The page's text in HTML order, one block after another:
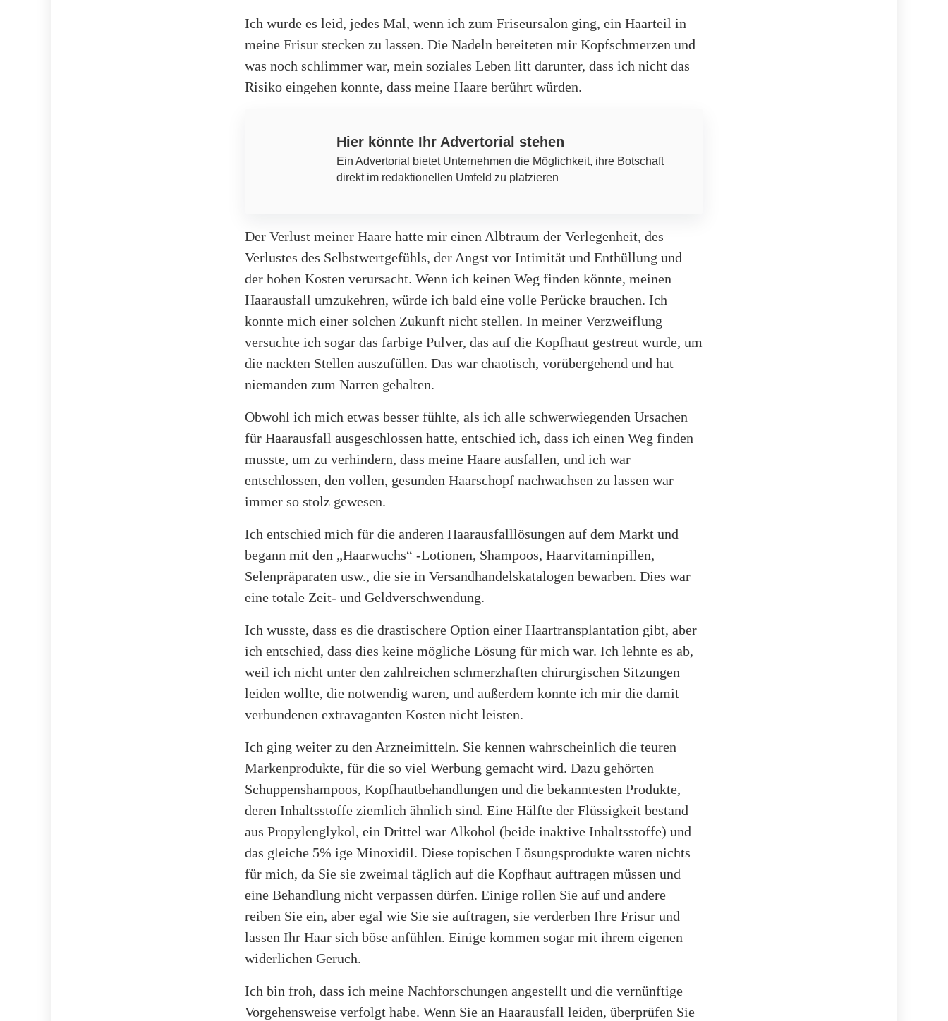
Ich wurde es leid, jedes Mal, wenn ich zum Friseursalon ging, ein Haarteil in
meine Frisur stecken zu lassen. Die Nadeln bereiteten mir Kopfschmerzen und
was noch schlimmer war, mein soziales Leben litt darunter, dass ich nicht das
Risiko eingehen konnte, dass meine Haare berührt würden.
Hier könnte Ihr Advertorial stehen
Ein Advertorial bietet Unternehmen die Möglichkeit, ihre Botschaft
direkt im redaktionellen Umfeld zu platzieren
Der Verlust meiner Haare hatte mir einen Albtraum der Verlegenheit, des
Verlustes des Selbstwertgefühls, der Angst vor Intimität und Enthüllung und
der hohen Kosten verursacht. Wenn ich keinen Weg finden könnte, meinen
Haarausfall umzukehren, würde ich bald eine volle Perücke brauchen. Ich
konnte mich einer solchen Zukunft nicht stellen. In meiner Verzweiflung
versuchte ich sogar das farbige Pulver, das auf die Kopfhaut gestreut wurde, um
die nackten Stellen auszufüllen. Das war chaotisch, vorübergehend und hat
niemanden zum Narren gehalten.
Obwohl ich mich etwas besser fühlte, als ich alle schwerwiegenden Ursachen
für Haarausfall ausgeschlossen hatte, entschied ich, dass ich einen Weg finden
musste, um zu verhindern, dass meine Haare ausfallen, und ich war
entschlossen, den vollen, gesunden Haarschopf nachwachsen zu lassen war
immer so stolz gewesen.
Ich entschied mich für die anderen Haarausfalllösungen auf dem Markt und
begann mit den „Haarwuchs“ -Lotionen, Shampoos, Haarvitaminpillen,
Selenpräparaten usw., die sie in Versandhandelskatalogen bewarben. Dies war
eine totale Zeit- und Geldverschwendung.
Ich wusste, dass es die drastischere Option einer Haartransplantation gibt, aber
ich entschied, dass dies keine mögliche Lösung für mich war. Ich lehnte es ab,
weil ich nicht unter den zahlreichen schmerzhaften chirurgischen Sitzungen
leiden wollte, die notwendig waren, und außerdem konnte ich mir die damit
verbundenen extravaganten Kosten nicht leisten.
Ich ging weiter zu den Arzneimitteln. Sie kennen wahrscheinlich die teuren
Markenprodukte, für die so viel Werbung gemacht wird. Dazu gehörten
Schuppenshampoos, Kopfhautbehandlungen und die bekanntesten Produkte,
deren Inhaltsstoffe ziemlich ähnlich sind. Eine Hälfte der Flüssigkeit bestand
aus Propylenglykol, ein Drittel war Alkohol (beide inaktive Inhaltsstoffe) und
das gleiche 5% ige Minoxidil. Diese topischen Lösungsprodukte waren nichts
für mich, da Sie sie zweimal täglich auf die Kopfhaut auftragen müssen und
eine Behandlung nicht verpassen dürfen. Einige rollen Sie auf und andere
reiben Sie ein, aber egal wie Sie sie auftragen, sie verderben Ihre Frisur und
lassen Ihr Haar sich böse anfühlen. Einige kommen sogar mit ihrem eigenen
widerlichen Geruch.
Ich bin froh, dass ich meine Nachforschungen angestellt und die vernünftige
Vorgehensweise verfolgt habe. Wenn Sie an Haarausfall leiden, überprüfen Sie